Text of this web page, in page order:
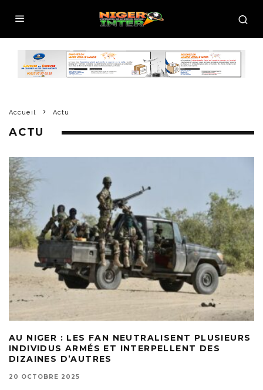
Accueil Actu
ACTU
AU NIGER : LES FAN NEUTRALISENT PLUSIEURS
INDIVIDUS ARMÉS ET INTERPELLENT DES
DIZAINES D’AUTRES
20 OCTOBRE 2025